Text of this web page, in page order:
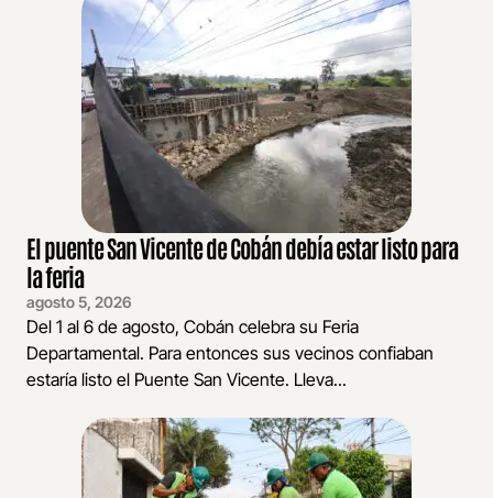
El puente San Vicente de Cobán debía estar listo para
la feria
agosto 5, 2026
Del 1 al 6 de agosto, Cobán celebra su Feria
Departamental. Para entonces sus vecinos confiaban
estaría listo el Puente San Vicente. Lleva...